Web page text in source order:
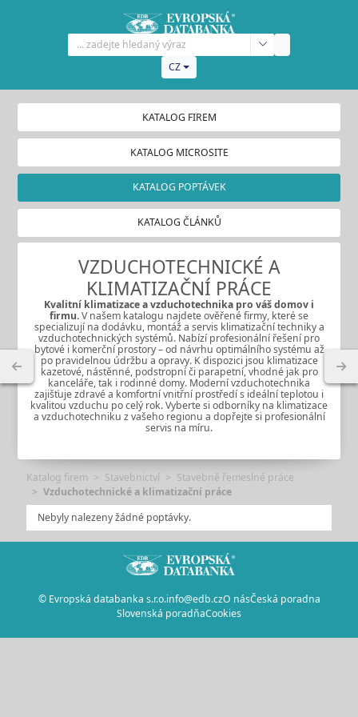
CZ
KATALOG FIREM
KATALOG MICROSITE
KATALOG POPTÁVEK
KATALOG ČLÁNKŮ
VZDUCHOTECHNICKÉ A
KLIMATIZAČNÍ PRÁCE
Kvalitní klimatizaceavzduchotechnika pro váš domov i
firmu.V našem katalogu najdete ověřené firmy, které se
specializují na dodávku, montáž a servis klimatizační techniky a
vzduchotechnických systémů. Nabízí profesionální řešení pro
bytové i komerční prostory – od návrhu optimálního systému až
po pravidelnou údržbu a opravy. K dispozici jsou klimatizace
kazetové, nástěnné, podstropní či parapetní, vhodné jak pro
kanceláře, tak i rodinné domy. Moderní vzduchotechnika
zajišťuje zdravé a komfortní vnitřní prostředí s ideální teplotou i
kvalitou vzduchu po celý rok. Vyberte si odborníky na klimatizace
a vzduchotechniku z vašeho regionu a dopřejte si profesionální
servis na míru.
Katalog firem Stavebnictví
Stavebně řemeslné práce
Vzduchotechnické a klimatizační práce
Nebyly nalezeny žádné poptávky.
© Evropská databanka s.r.o.info@edb.czO násČeská poradna
Slovenská poradňaCookies